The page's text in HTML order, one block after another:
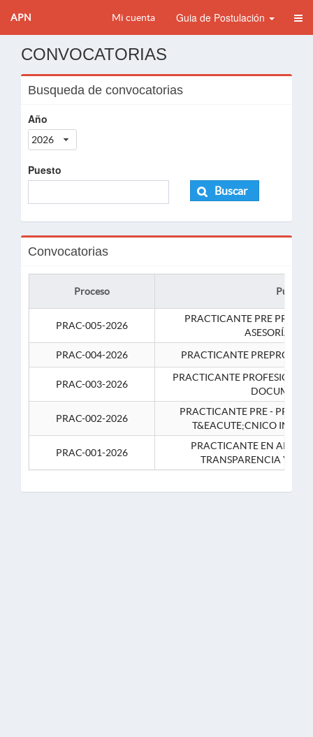
APN Mi cuenta Guia de Postulación
CONVOCATORIAS
Busqueda de convocatorias
Año
2026
Puesto
Buscar
Convocatorias
Proceso Puesto
PRAC-005-2026
PRACTICANTE PRE
ASESORÍA
PRAC-004-2026
PRACTICANTE
PRAC-003-2026
PRACTICANTE
PRAC-002-2026
PRACTICANTE PRE -
T&EACUTE;CNICO
PRAC-001-2026
PRACTICANTE EN APOYO
TRANSPARENCIA Y